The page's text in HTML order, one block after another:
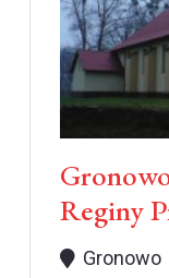
Reginy
Gronowo